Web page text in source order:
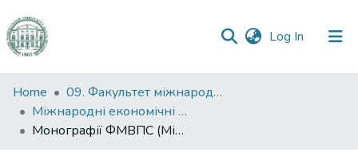
Log In (current)
Communities
&
Collections
Home
09. Факультет міжнародних відносин, політології та соціології
Міжнародні економічні відносини
Монографії ФМВПС (Міжнародні економічні відносини)